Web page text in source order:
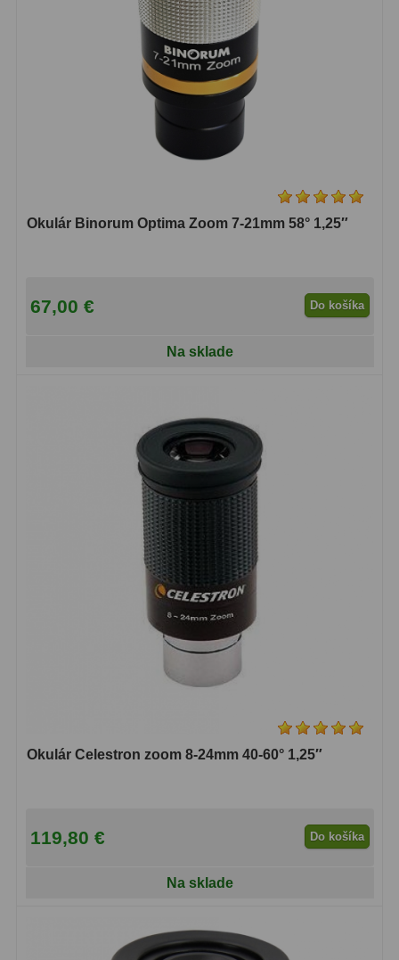
Okulár Binorum Optima Zoom 7-21mm 58° 1,25″
67,00 € Do košíka
Na sklade
Okulár Celestron zoom 8-24mm 40-60° 1,25″
119,80 € Do košíka
Na sklade